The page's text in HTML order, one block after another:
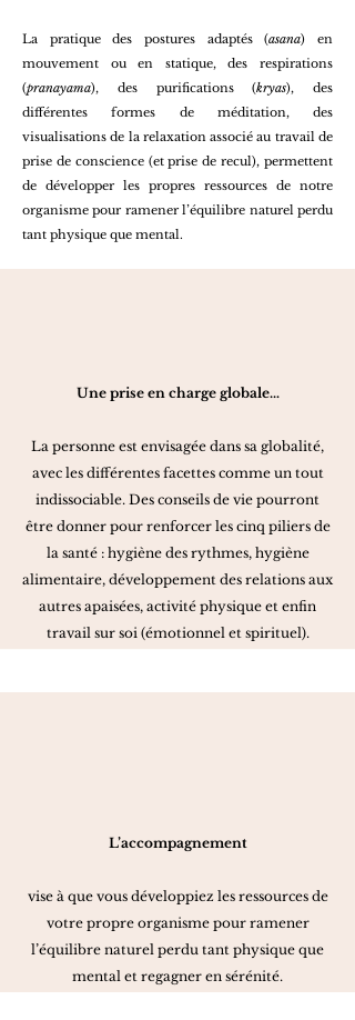
La pratique des postures adaptés (asana) en
mouvement ou en statique, des respirations
(pranayama), des purifications (kryas), des
différentes formes de méditation, des
visualisations de la relaxation associé au travail de
prise de conscience (et prise de recul), permettent
de développer les propres ressources de notre
organisme pour ramener l’équilibre naturel perdu
tant physique que mental.
Une prise en charge globale…
La personne est envisagée dans sa globalité,
avec les différentes facettes comme un tout
indissociable. Des conseils de vie pourront
être donner pour renforcer les cinq piliers de
la santé : hygiène des rythmes, hygiène
alimentaire, développement des relations aux
autres apaisées, activité physique et enfin
travail sur soi (émotionnel et spirituel).
L’accompagnement
vise à que vous développiez les ressources de
votre propre organisme pour ramener
l’équilibre naturel perdu tant physique que
mental et regagner en sérénité.